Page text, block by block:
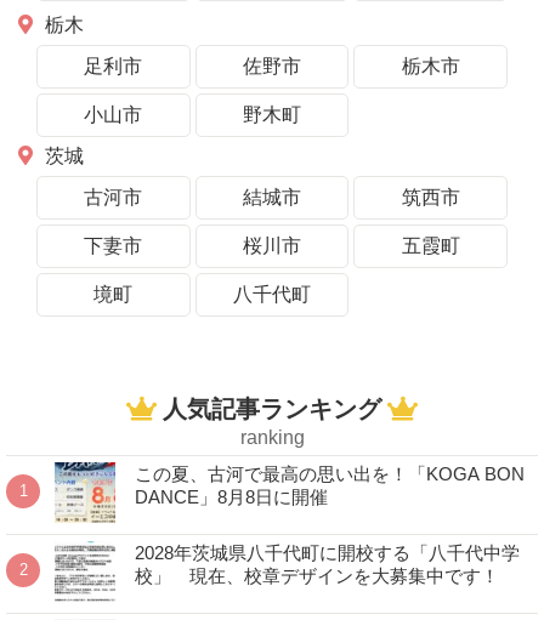
栃木
足利市
佐野市 栃木市
小山市
野木町
茨城
古河市
結城市 筑西市
下妻市 桜川市 五霞町
境町 八千代町
人気記事ランキング
ranking
この夏、古河で最高の思い出を！「KOGA BON
DANCE」8月8日に開催
2028年茨城県八千代町に開校する「八千代中学
校」 現在、校章デザインを大募集中です！